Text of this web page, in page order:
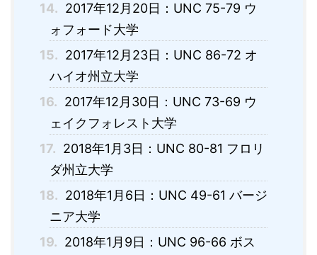
14. 2017年12月20日：UNC 75-79 ウ
ォフォード大学
15. 2017年12月23日：UNC 86-72 オ
ハイオ州立大学
16. 2017年12月30日：UNC 73-69 ウ
ェイクフォレスト大学
17. 2018年1月3日：UNC 80-81 フロリ
ダ州立大学
18. 2018年1月6日：UNC 49-61 バージ
ニア大学
19. 2018年1月9日：UNC 96-66 ボス